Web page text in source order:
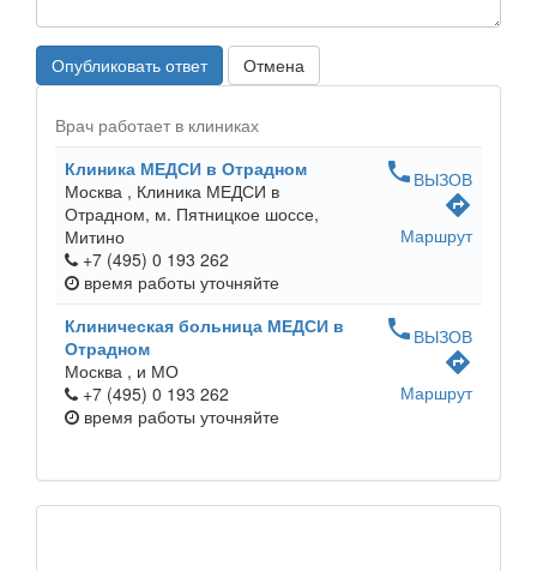
Опубликовать ответ Отмена
Врач работает в клиниках
Клиника МЕДСИ в Отрадном
Москва , Клиника МЕДСИ в
Отрадном, м. Пятницкое шоссе,
Митино
+7 (495) 0 193 262
время работы уточняйте
phone ВЫЗОВ
directions
Маршрут
Клиническая больница МЕДСИ в
Отрадном
Москва , и МО
+7 (495) 0 193 262
время работы уточняйте
phone ВЫЗОВ
directions
Маршрут